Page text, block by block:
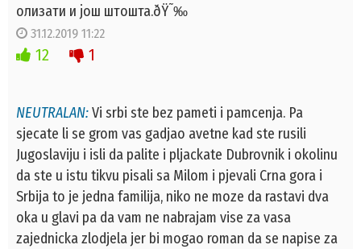
олизати и још штошта.ðŸ˜‰
31.12.2019 11:22
12 1
NEUTRALAN:Vi srbi ste bez pameti i pamcenja. Pa
sjecate li se grom vas gadjao avetne kad ste rusili
Jugoslaviju i isli da palite i pljackate Dubrovnik i okolinu
da ste u istu tikvu pisali sa Milom i pjevali Crna gora i
Srbija to je jedna familija, niko ne moze da rastavi dva
oka u glavi pa da vam ne nabrajam vise za vasa
zajednicka zlodjela jer bi mogao roman da se napise za